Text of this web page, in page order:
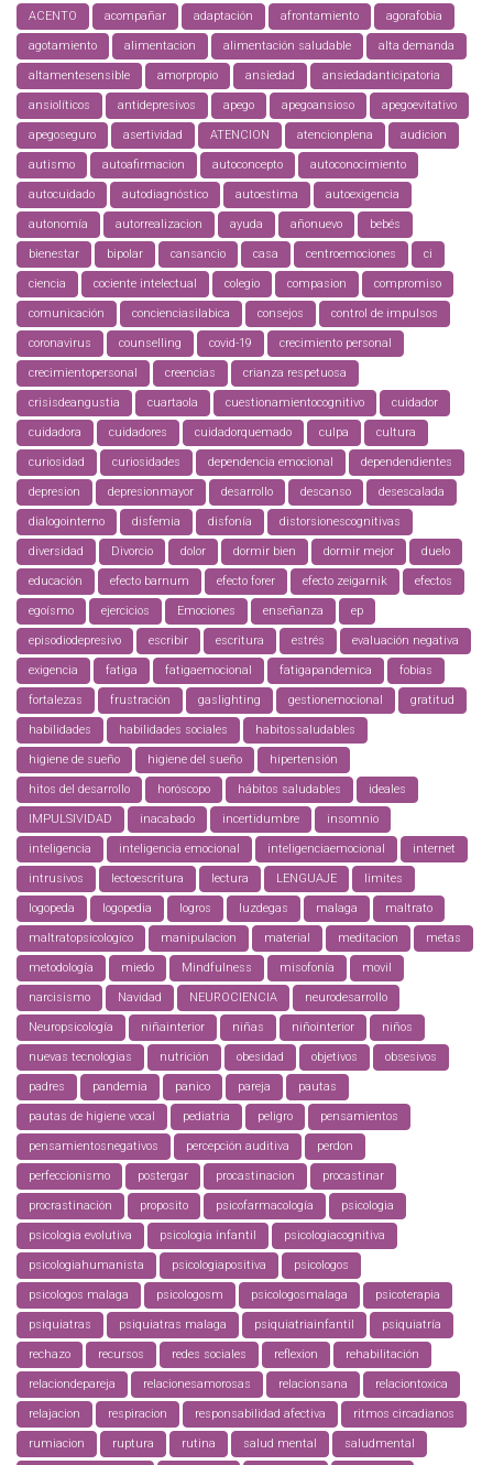
ACENTO acompañar adaptación afrontamiento agorafobia
agotamiento alimentacion alimentación saludable alta demanda
altamentesensible amorpropio ansiedad ansiedadanticipatoria
ansiolíticos antidepresivos apego apegoansioso apegoevitativo
apegoseguro asertividad ATENCION atencionplena audicion
autismo autoafirmacion autoconcepto autoconocimiento
autocuidado autodiagnóstico autoestima autoexigencia
autonomía autorrealizacion ayuda añonuevo bebés
bienestar bipolar cansancio casa centroemociones ci
ciencia cociente intelectual colegio compasion compromiso
comunicación concienciasilabica consejos control de impulsos
coronavirus counselling covid-19 crecimiento personal
crecimientopersonal creencias crianza respetuosa
crisisdeangustia cuartaola cuestionamientocognitivo cuidador
cuidadora cuidadores cuidadorquemado culpa cultura
curiosidad curiosidades dependencia emocional dependendientes
depresion depresionmayor desarrollo descanso desescalada
dialogointerno disfemia disfonía distorsionescognitivas
diversidad Divorcio dolor dormir bien dormir mejor duelo
educación efecto barnum efecto forer efecto zeigarnik efectos
egoísmo ejercicios Emociones enseñanza ep
episodiodepresivo escribir escritura estrés evaluación negativa
exigencia fatiga fatigaemocional fatigapandemica fobias
fortalezas frustración gaslighting gestionemocional gratitud
habilidades habilidades sociales habitossaludables
higiene de sueño higiene del sueño hipertensión
hitos del desarrollo horóscopo hábitos saludables ideales
IMPULSIVIDAD inacabado incertidumbre insomnio
inteligencia inteligencia emocional inteligenciaemocional internet
intrusivos lectoescritura lectura LENGUAJE limites
logopeda logopedia logros luzdegas malaga maltrato
maltratopsicologico manipulacion material meditacion metas
metodología miedo Mindfulness misofonía movil
narcisismo Navidad NEUROCIENCIA neurodesarrollo
Neuropsicología niñainterior niñas niñointerior niños
nuevas tecnologias nutrición obesidad objetivos obsesivos
padres pandemia panico pareja pautas
pautas de higiene vocal pediatria peligro pensamientos
pensamientosnegativos percepción auditiva perdon
perfeccionismo postergar procastinacion procastinar
procrastinación proposito psicofarmacología psicologia
psicologia evolutiva psicologia infantil psicologiacognitiva
psicologiahumanista psicologiapositiva psicologos
psicologos malaga psicologosm psicologosmalaga psicoterapia
psiquiatras psiquiatras malaga psiquiatriainfantil psiquiatría
rechazo recursos redes sociales reflexion rehabilitación
relaciondepareja relacionesamorosas relacionsana relaciontoxica
relajacion respiracion responsabilidad afectiva ritmos circadianos
rumiacion ruptura rutina salud mental saludmental